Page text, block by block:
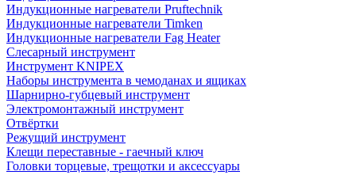
Индукционные нагреватели Pruftechnik
Индукционные нагреватели Timken
Индукционные нагреватели Fag Heater
Слесарный инструмент
Инструмент KNIPEX
Наборы инструмента в чемоданах и ящиках
Шарнирно-губцевый инструмент
Электромонтажный инструмент
Отвёртки
Режущий инструмент
Клещи переставные - гаечный ключ
Головки торцевые, трещотки и аксессуары